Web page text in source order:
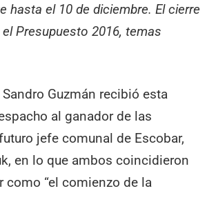
hasta el 10 de diciembre. El cierre
Presupuesto 2016, temas
Guzmán recibió esta
al ganador de las
jefe comunal de Escobar,
en lo que ambos coincidieron
como “el comienzo de la